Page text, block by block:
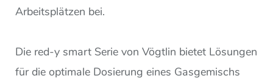
Arbeitsplätzen bei.
Die red-y smart Serie von Vögtlin bietet Lösungen
für die optimale Dosierung eines Gasgemischs